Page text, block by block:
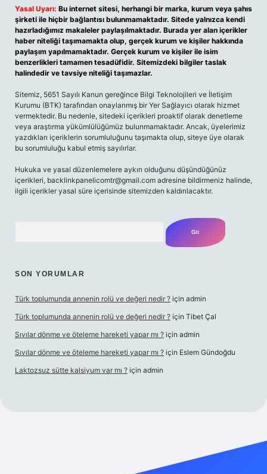
Yasal Uyarı: Bu internet sitesi, herhangi bir marka, kurum veya şahıs
şirketi ile hiçbir bağlantısı bulunmamaktadır. Sitede yalnızca kendi
hazırladığımız makaleler paylaşılmaktadır. Burada yer alan içerikler
haber niteliği taşımamakta olup, gerçek kurum ve kişiler hakkında
paylaşım yapılmamaktadır. Gerçek kurum ve kişiler ile isim
benzerlikleri tamamen tesadüfidir. Sitemizdeki bilgiler taslak
halindedir ve tavsiye niteliği taşımazlar.
Sitemiz, 5651 Sayılı Kanun gereğince Bilgi Teknolojileri ve İletişim
Kurumu (BTK) tarafından onaylanmış bir Yer Sağlayıcı olarak hizmet
vermektedir. Bu nedenle, sitedeki içerikleri proaktif olarak denetleme
veya araştırma yükümlülüğümüz bulunmamaktadır. Ancak, üyelerimiz
yazdıkları içeriklerin sorumluluğunu taşımakta olup, siteye üye olarak
bu sorumluluğu kabul etmiş sayılırlar.
Hukuka ve yasal düzenlemelere aykırı olduğunu düşündüğünüz
içerikleri, backlinkpanelicomtr@gmail.com adresine bildirmeniz halinde,
ilgili içerikler yasal süre içerisinde sitemizden kaldırılacaktır.
SON YORUMLAR
Türk toplumunda annenin rolü ve değeri nedir ? için admin
Türk toplumunda annenin rolü ve değeri nedir ? için Tibet Çal
Sıvılar dönme ve öteleme hareketi yapar mı ? için admin
Sıvılar dönme ve öteleme hareketi yapar mı ? için Eslem Gündoğdu
Laktozsuz sütte kalsiyum var mı ? için admin